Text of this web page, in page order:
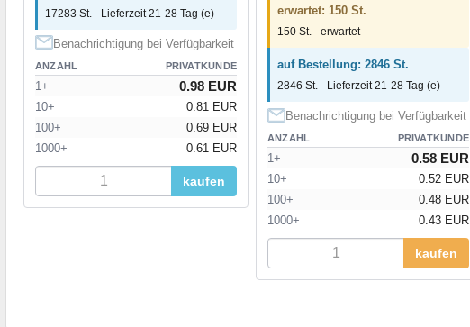
17283 St. - Lieferzeit 21-28 Tag (e)
Benachrichtigung bei Verfügbarkeit
ANZAHL PRIVATKUNDE
1+ 0.98 EUR
10+
0.81 EUR
100+
0.69 EUR
1000+
0.61 EUR
kaufen
erwartet: 150 St.
150 St. - erwartet
auf Bestellung: 2846 St.
2846 St. - Lieferzeit 21-28 Tag (e)
Benachrichtigung bei Verfügbarkeit
ANZAHL PRIVATKUNDE
1+ 0.58 EUR
10+
0.52 EUR
100+
0.48 EUR
1000+
0.43 EUR
kaufen